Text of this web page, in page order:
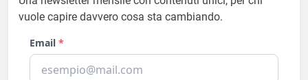
vuole capire davvero cosa sta cambiando.